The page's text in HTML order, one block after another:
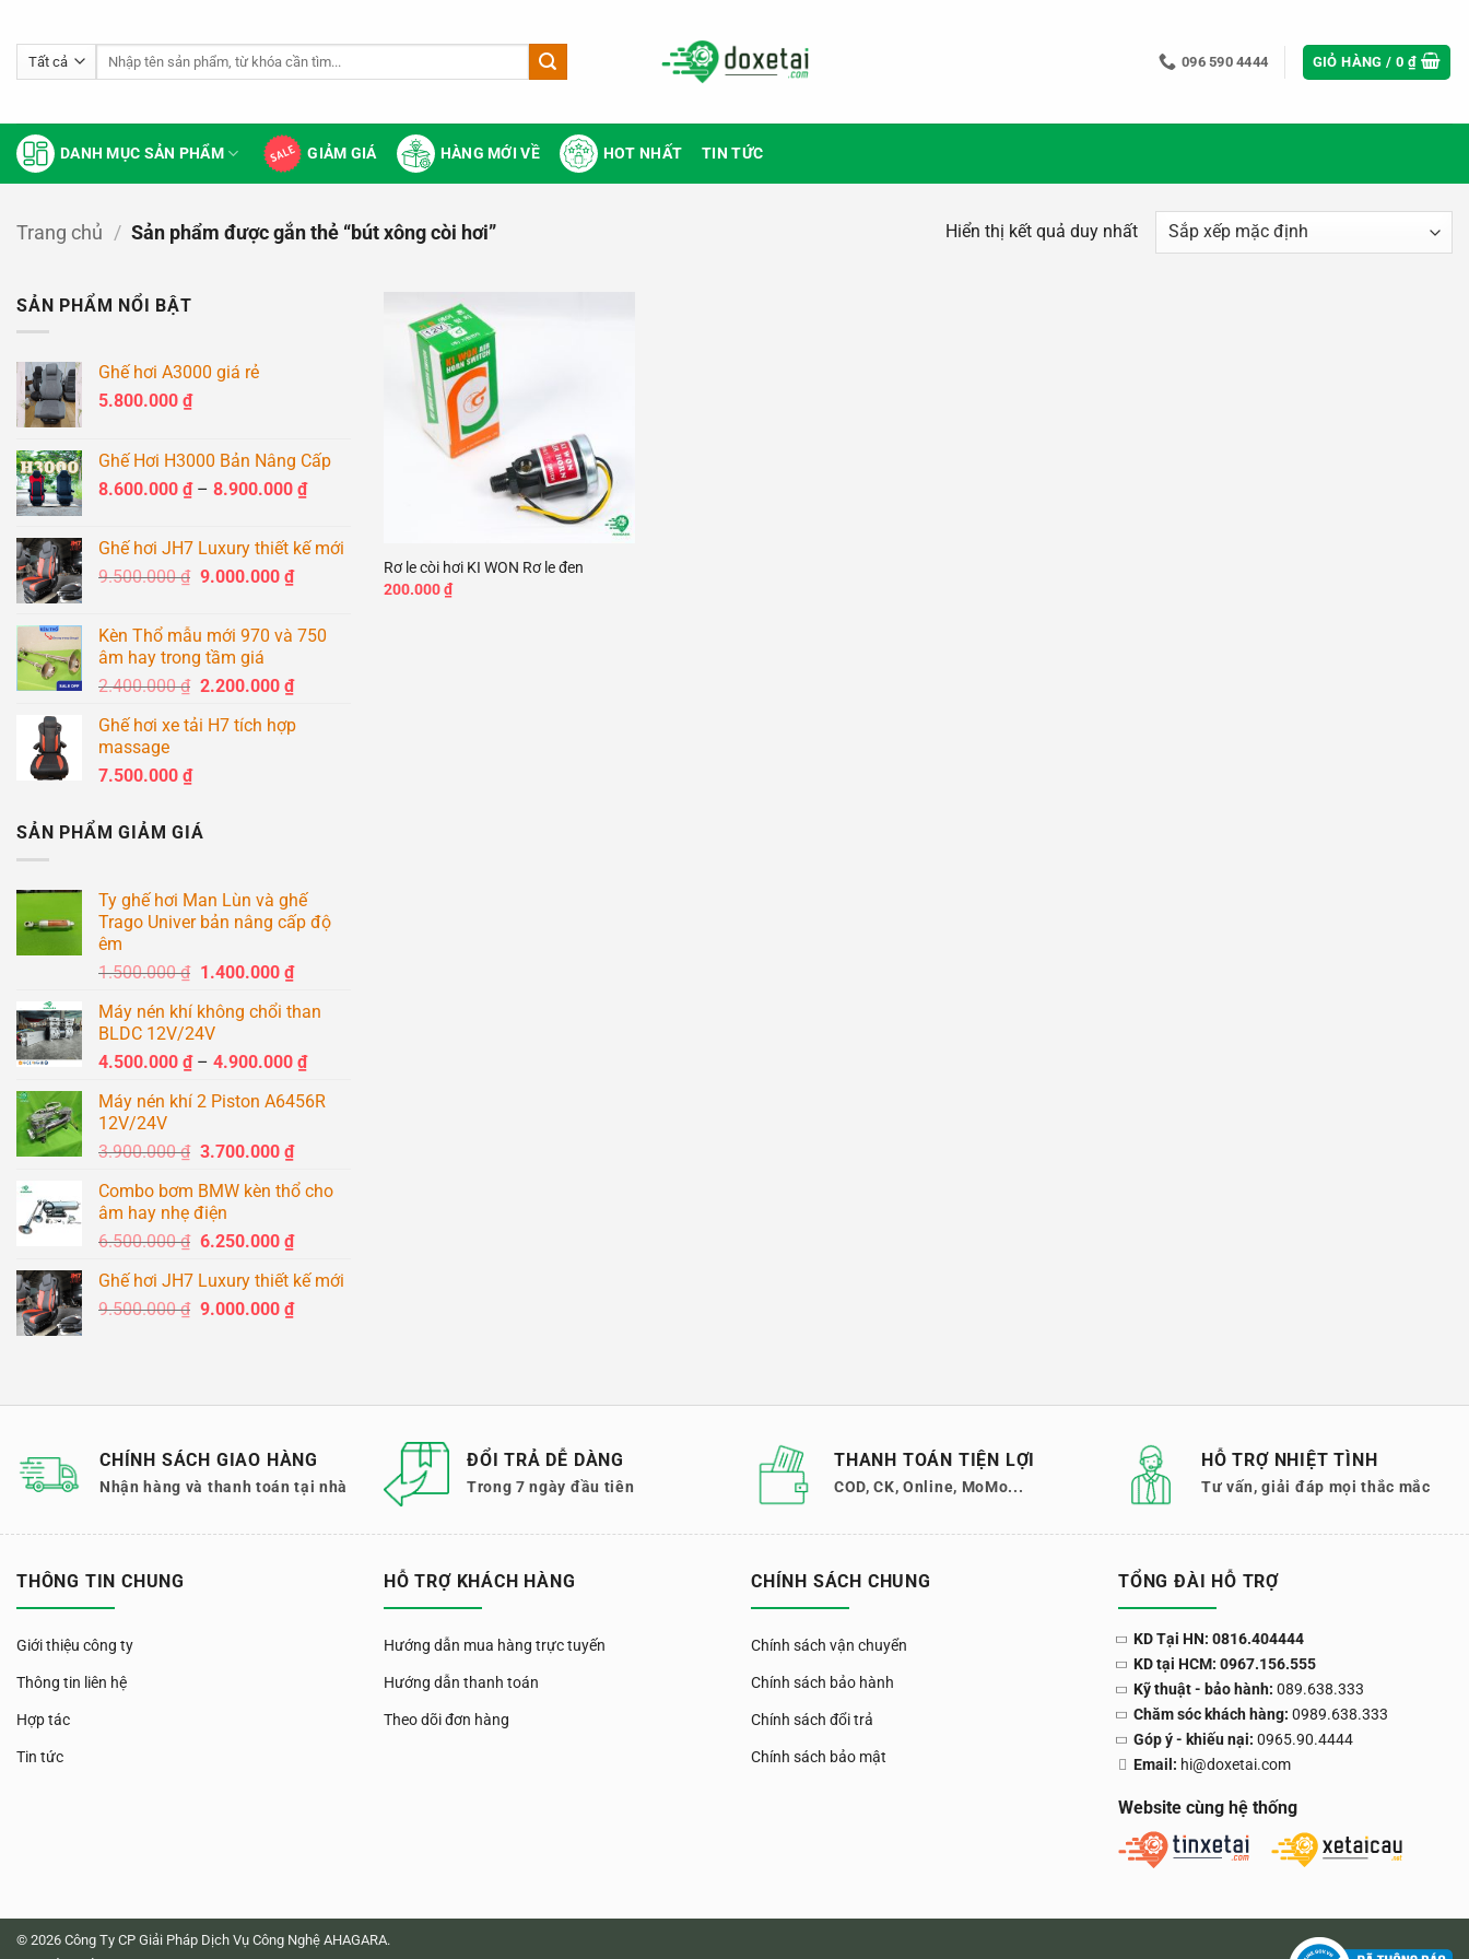
qua
096 590 4444 GIỎ HÀNG / 0 ₫
DANH MỤC SẢN PHẨM GIẢM GIÁ HÀNG MỚI VỀ HOT NHẤT TIN TỨC
Trang chủ / Sản phẩm được gắn thẻ “bút xông còi hơi” Hiển thị kết quả duy nhất
SẢN PHẨM NỔI BẬT
Ghế hơi A3000 giá rẻ
5.800.000 ₫
Ghế Hơi H3000 Bản Nâng Cấp
8.600.000 ₫ – 8.900.000 ₫Khoảng
8.600.000 ₫
Ghế hơi JH7 Luxury thiết kế mới
9.500.000₫ Giá
9.500.000 ₫.
9.000.000 ₫Giá
là:
Kèn Thổ mẫu mới 970 và 750
âm hay trong tầm giá
2.400.000₫ Giá
là:
2.200.000 ₫Giá
tại
Ghế hơi xe tải H7 tích hợp
massage
7.500.000 ₫
SẢN PHẨM GIẢM GIÁ
Ty ghế hơi Man Lùn và ghế
Trago Univer bản nâng cấp độ
êm
1.500.000₫ Giá
là:
1.500.000 ₫.
1.400.000 ₫Giá
tại
1.400.000 ₫.
Máy nén khí không chổi than
BLDC 12V/24V
4.500.000 ₫ – 4.900.000 ₫Khoảng
từ
Máy nén khí 2 Piston A6456R
12V/24V
3.900.000₫ Giá
là:
3.900.000 ₫.
3.700.000 ₫Giá
tại
3.700.000 ₫.
Combo bơm BMW kèn thổ cho
âm hay nhẹ điện
6.500.000₫ Giá
là:
6.500.000 ₫.
6.250.000 ₫Giá
tại
là:
Ghế hơi JH7 Luxury thiết kế mới
9.500.000₫ Giá
9.000.000 ₫Giá
9.000.000 ₫.
Rơ le còi hơi KI WON Rơ le đen
200.000₫
CHÍNH SÁCH GIAO HÀNG
Nhận hàng và thanh toán tại nhà
ĐỔI TRẢ DỄ DÀNG
Trong 7 ngày đầu tiên
THANH TOÁN TIỆN LỢI
COD, CK, Online, MoMo...
HỖ TRỢ NHIỆT TÌNH
Tư vấn, giải đáp mọi thắc mắc
THÔNG TIN CHUNG
Giới thiệu công ty
Thông tin liên hệ
Hợp tác
Tin tức
HỖ TRỢ KHÁCH HÀNG
Hướng dẫn mua hàng trực tuyến
Hướng dẫn thanh toán
Theo dõi đơn hàng
CHÍNH SÁCH CHUNG
Chính sách vận chuyển
Chính sách bảo hành
Chính sách đổi trả
Chính sách bảo mật
TỔNG ĐÀI HỖ TRỢ
KD Tại HN: 0816.404444
KD tại HCM: 0967.156.555
Kỹ thuật - bảo hành: 089.638.333
Chăm sóc khách hàng: 0989.638.333
Góp ý - khiếu nại: 0965.90.4444
Email: hi@doxetai.com
Website cùng hệ thống
© 2026 Công Ty CP Giải Pháp Dịch Vụ Công Nghệ AHAGARA.